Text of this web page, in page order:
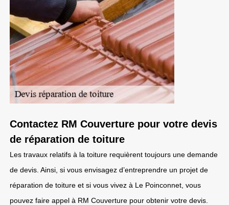
Contactez RM Couverture pour votre devis
de réparation de toiture
Les travaux relatifs à la toiture requièrent toujours une demande
de devis. Ainsi, si vous envisagez d’entreprendre un projet de
réparation de toiture et si vous vivez à Le Poinconnet, vous
pouvez faire appel à RM Couverture pour obtenir votre devis.